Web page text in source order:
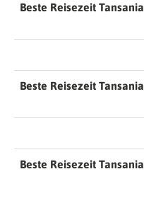
Beste Reisezeit Tansania
Beste Reisezeit Tansania
Beste Reisezeit Tansania